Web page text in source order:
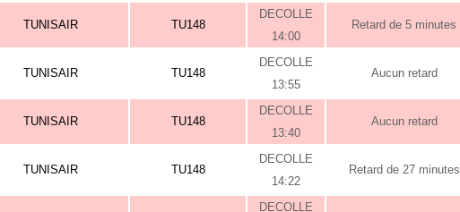
TUNISAIR TU148
DECOLLE
14:00
Retard de 5 minutes
TUNISAIR TU148
DECOLLE
13:55
Aucun retard
TUNISAIR TU148
DECOLLE
13:40
Aucun retard
TUNISAIR TU148
DECOLLE
14:22
Retard de 27 minutes
DECOLLE